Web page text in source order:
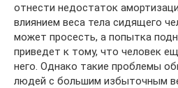
отнести недостаток
влиянием веса тела сидящего
может просесть, а попытка
приведет к тому, что человек
него. Однако такие проблемы
людей с большим избыточным